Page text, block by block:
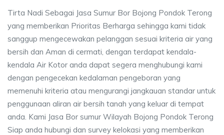
Tirta Nadi Sebagai Jasa Sumur Bor Bojong Pondok Terong
yang memberikan Prioritas Berharga sehingga kami tidak
sanggup mengecewakan pelanggan sesuai kriteria air yang
bersih dan Aman di cermati, dengan terdapat kendala-
kendala Air Kotor anda dapat segera menghubungi kami
dengan pengecekan kedalaman pengeboran yang
memenuhi kriteria atau mengurangi jangkauan standar untuk
penggunaan aliran air bersih tanah yang keluar di tempat
anda. Kami Jasa Bor sumur Wilayah Bojong Pondok Terong
Siap anda hubungi dan survey kelokasi yang memberikan